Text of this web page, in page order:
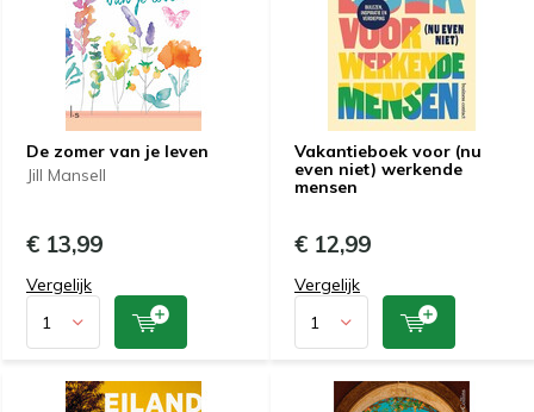
De zomer van je leven
Jill Mansell
€ 13,99
Vergelijk
Vakantieboek voor (nu
even niet) werkende
mensen
€ 12,99
Vergelijk